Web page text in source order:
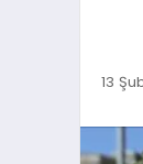
13